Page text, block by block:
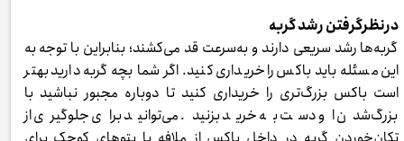
درنظرگرفتن رشد گربه
گربه‌ها رشد سریعی دارند و به‌سرعت قد می‌کشند؛ بنابراین با توجه به
این مسئله باید باکس را خریداری کنید. اگر شما بچه گربه دارید بهتر
است باکس بزرگ‌تری را خریداری کنید تا دوباره مجبور نباشید با
بزرگ‌شدن او دست به خرید بزنید. می‌توانید برای جلوگیری از